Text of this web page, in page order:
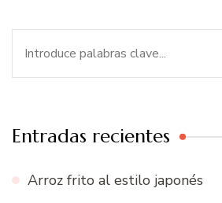
Entradas recientes
Arroz frito al estilo japonés